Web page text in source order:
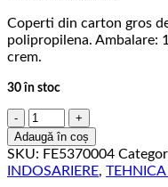
Coperti din carton gros
polipropilena. Ambalare:
crem.
30 în stoc
Cantitate
COPERTI
CARTON
A4
Adaugă în coș
SKU: FE5370004
INDOSARIERE,